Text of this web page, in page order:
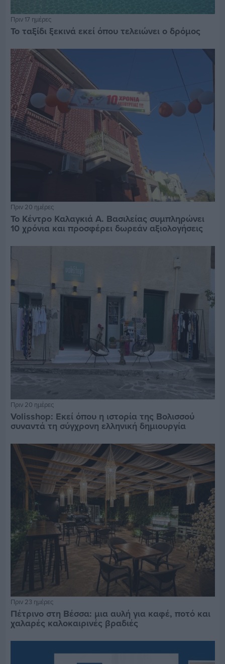
Πριν 17 ημέρες
Το ταξίδι ξεκινά εκεί όπου τελειώνει ο δρόμος
Πριν 20 ημέρες
Το Κέντρο Καλαγκιά Α. Βασιλείας συμπληρώνει
10 χρόνια και προσφέρει δωρεάν αξιολογήσεις
Πριν 20 ημέρες
Volisshop: Εκεί όπου η ιστορία της Βολισσού
συναντά τη σύγχρονη ελληνική δημιουργία
Πριν 23 ημέρες
Πέτρινο στη Βέσσα: μια αυλή για καφέ, ποτό και
χαλαρές καλοκαιρινές βραδιές